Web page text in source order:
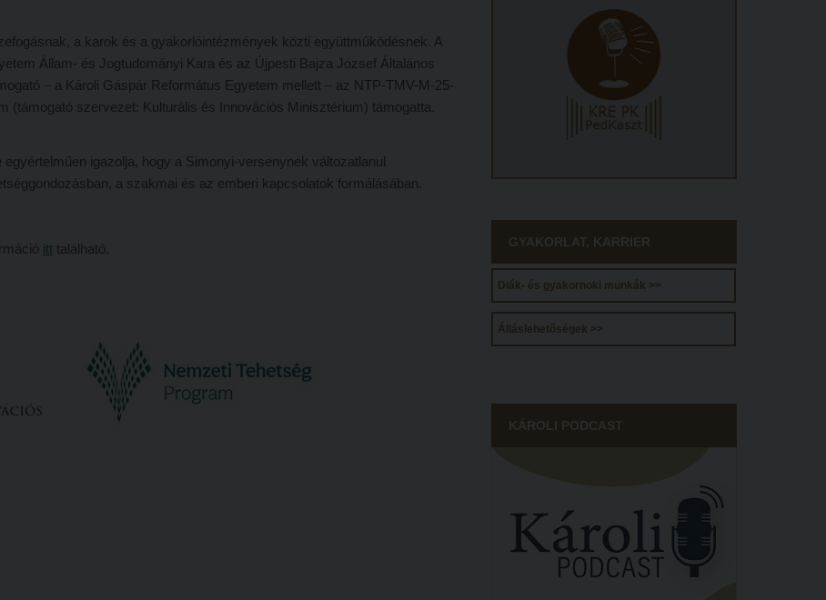
a karok és a gyakorlóintézmények közti együttműködésnek. A
Állam- és Jogtudományi Kara és az Újpesti Bajza József Általános
– a Károli Gáspár Református Egyetem mellett – az NTP-TMV-M-25-
(támogató szervezet: Kulturális és Innovációs Minisztérium) támogatta.
igazolja, hogy a Simonyi-versenynek változatlanul
a szakmai és az emberi kapcsolatok formálásában.
itt található. GYAKORLAT, KARRIER
Diák- és gyakornoki munkák >>
Álláslehetőségek >>
KÁROLI PODCAST